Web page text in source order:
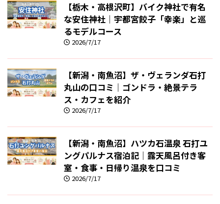
【栃木・高根沢町】バイク神社で有名
な安住神社｜宇都宮餃子「幸楽」と巡
るモデルコース
2026/7/17
【新潟・南魚沼】ザ・ヴェランダ石打
丸山の口コミ｜ゴンドラ・絶景テラ
ス・カフェを紹介
2026/7/17
【新潟・南魚沼】ハツカ石温泉 石打ユ
ングパルナス宿泊記｜露天風呂付き客
室・食事・日帰り温泉を口コミ
2026/7/17